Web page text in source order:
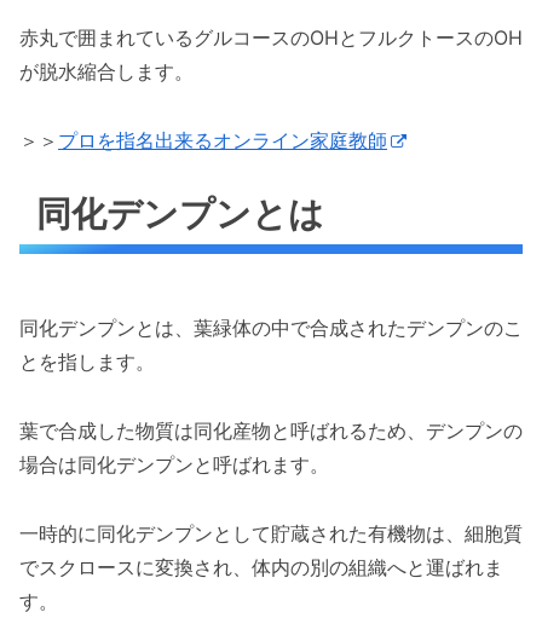
赤丸で囲まれているグルコースのOHとフルクトースのOH
が脱水縮合します。
＞＞ プロを指名出来るオンライン家庭教師
同化デンプンとは
同化デンプンとは、葉緑体の中で合成されたデンプンのこ
とを指します。
葉で合成した物質は同化産物と呼ばれるため、デンプンの
場合は同化デンプンと呼ばれます。
一時的に同化デンプンとして貯蔵された有機物は、細胞質
でスクロースに変換され、体内の別の組織へと運ばれま
す。